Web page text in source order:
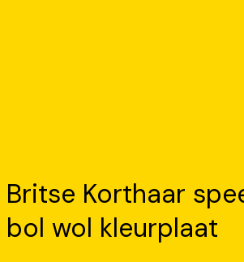
Britse Korthaar
bol wol kleurplaat